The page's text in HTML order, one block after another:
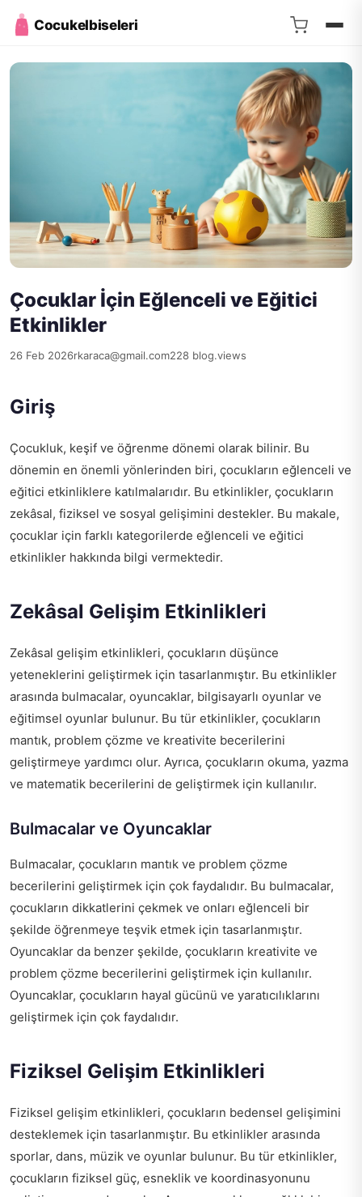
Cocukelbiseleri
Çocuklar İçin Eğlenceli ve Eğitici
Etkinlikler
26 Feb 2026rkaraca@gmail.com228 blog.views
Giriş
Çocukluk, keşif ve öğrenme dönemi olarak bilinir. Bu
dönemin en önemli yönlerinden biri, çocukların eğlenceli ve
eğitici etkinliklere katılmalarıdır. Bu etkinlikler, çocukların
zekâsal, fiziksel ve sosyal gelişimini destekler. Bu makale,
çocuklar için farklı kategorilerde eğlenceli ve eğitici
etkinlikler hakkında bilgi vermektedir.
Zekâsal Gelişim Etkinlikleri
Zekâsal gelişim etkinlikleri, çocukların düşünce
yeteneklerini geliştirmek için tasarlanmıştır. Bu etkinlikler
arasında bulmacalar, oyuncaklar, bilgisayarlı oyunlar ve
eğitimsel oyunlar bulunur. Bu tür etkinlikler, çocukların
mantık, problem çözme ve kreativite becerilerini
geliştirmeye yardımcı olur. Ayrıca, çocukların okuma, yazma
ve matematik becerilerini de geliştirmek için kullanılır.
Bulmacalar ve Oyuncaklar
Bulmacalar, çocukların mantık ve problem çözme
becerilerini geliştirmek için çok faydalıdır. Bu bulmacalar,
çocukların dikkatlerini çekmek ve onları eğlenceli bir
şekilde öğrenmeye teşvik etmek için tasarlanmıştır.
Oyuncaklar da benzer şekilde, çocukların kreativite ve
problem çözme becerilerini geliştirmek için kullanılır.
Oyuncaklar, çocukların hayal gücünü ve yaratıcılıklarını
geliştirmek için çok faydalıdır.
Fiziksel Gelişim Etkinlikleri
Fiziksel gelişim etkinlikleri, çocukların bedensel gelişimini
desteklemek için tasarlanmıştır. Bu etkinlikler arasında
sporlar, dans, müzik ve oyunlar bulunur. Bu tür etkinlikler,
çocukların fiziksel güç, esneklik ve koordinasyonunu